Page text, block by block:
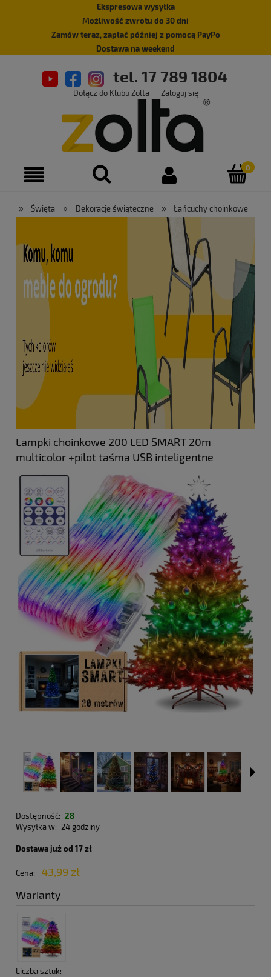
Ekspresowa wysyłka
Możliwość zwrotu do 30 dni
Zamów teraz, zapłać później z pomocą PayPo
Dostawa na weekend
tel. 17 789 1804
Dołącz do Klubu Zolta Zaloguj się
» Święta » Dekoracje świąteczne » Łańcuchy choinkowe
Lampki choinkowe 200 LED SMART 20m
multicolor +pilot taśma USB inteligentne
Dostępność: 28
Wysyłka w: 24 godziny
Dostawa już od 17 zł
Cena:
43,99 zł
Warianty
Liczba sztuk: